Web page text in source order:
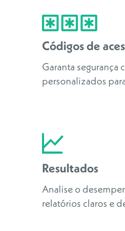
Códigos de
Garanta segurança
personalizados
Resultados
Analise o
relatórios claros e